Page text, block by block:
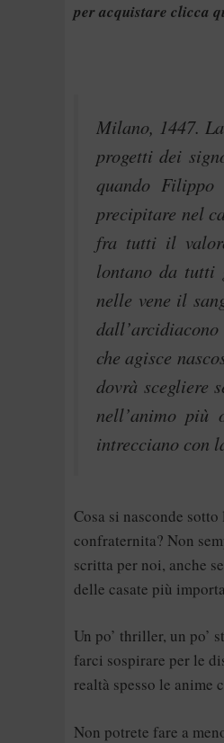
per acquistare clicca
Milano, 1447.
progetti dei
quando
precipitare nel
fra tutti il
lontano da tutti
nelle vene il
che agisce
dovrà scegliere
nell’animo più
intrecciano con
Cosa si nasconde
confraternita? Non
scritta per noi, anche
delle casate più
Un po’ thriller, un po’
farci sospirare per le
realtà spesso le anime
Non potrete fare a